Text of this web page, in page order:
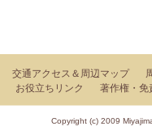
交通アクセス＆周辺マップ
お役立ちリンク 著作権・免
Copyright (c) 2009